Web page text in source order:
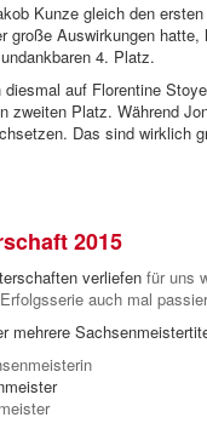
Kunze gleich den
große Auswirkungen
4. Platz.
auf Florentine
zweiten Platz. Während
Das sind wirklich
2015
verliefen für uns
auch mal
mehrere